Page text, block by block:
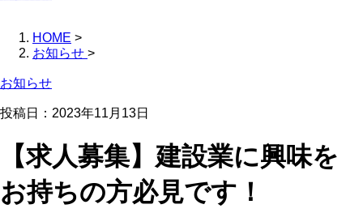
HOME >
お知らせ >
お知らせ
投稿日：2023年11月13日
【求人募集】建設業に興味を
お持ちの方必見です！